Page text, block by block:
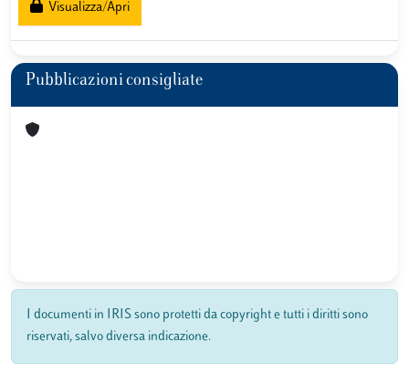
Visualizza/Apri
Pubblicazioni consigliate
I documenti in IRIS sono protetti da copyright e tutti i diritti sono
riservati, salvo diversa indicazione.